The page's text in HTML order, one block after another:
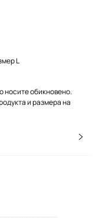
L
носите обикновено.
и размера на